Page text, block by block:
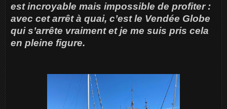
est incroyable mais impossible de profiter :
avec cet arrêt à quai, c’est le Vendée Globe
qui s’arrête vraiment et je me suis pris cela
en pleine figure.